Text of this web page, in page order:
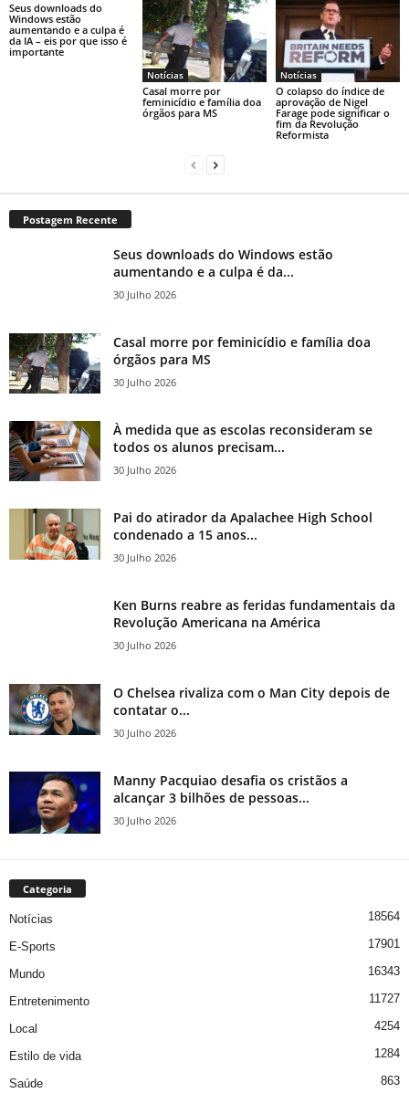
Seus downloads do
Windows estão
aumentando e a culpa é
da IA ​​– eis por que isso é
importante
Notícias
Casal morre por
feminicídio e família doa
órgãos para MS
Notícias
O colapso do índice de
aprovação de Nigel
Farage pode significar o
fim da Revolução
Reformista
Postagem Recente
Seus downloads do Windows estão
aumentando e a culpa é da...
30 Julho 2026
Casal morre por feminicídio e família doa
órgãos para MS
30 Julho 2026
À medida que as escolas reconsideram se
todos os alunos precisam...
30 Julho 2026
Pai do atirador da Apalachee High School
condenado a 15 anos...
30 Julho 2026
Ken Burns reabre as feridas fundamentais da
Revolução Americana na América
30 Julho 2026
O Chelsea rivaliza com o Man City depois de
contatar o...
30 Julho 2026
Manny Pacquiao desafia os cristãos a
alcançar 3 bilhões de pessoas...
30 Julho 2026
Categoria
Notícias 18564
E-Sports 17901
Mundo 16343
Entretenimento 11727
Local 4254
Estilo de vida 1284
Saúde 863